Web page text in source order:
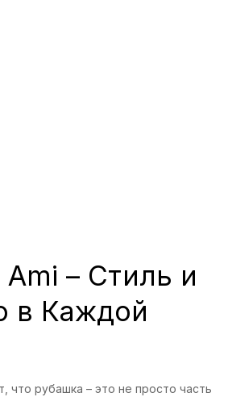
– Стиль и
в Каждой
что рубашка – это не просто часть